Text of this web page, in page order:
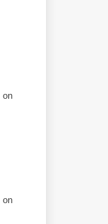
on
on